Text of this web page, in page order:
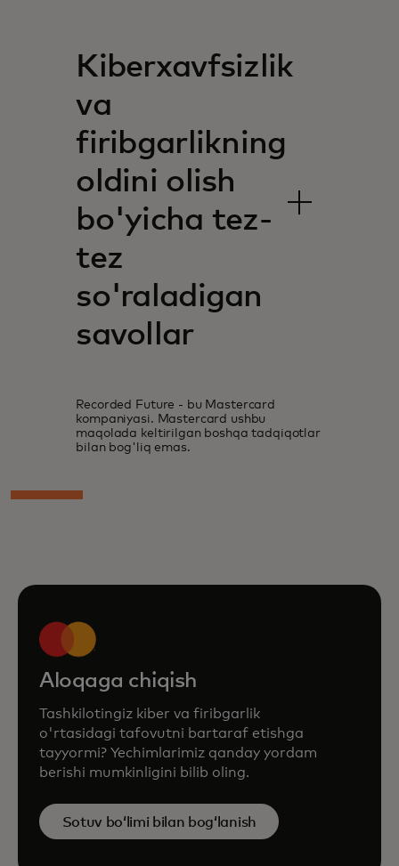
Kiberxavfsizlik
va
firibgarlikning
oldini olish
bo'yicha tez-
tez
so'raladigan
savollar
Recorded Future - bu Mastercard
kompaniyasi. Mastercard ushbu
maqolada keltirilgan boshqa tadqiqotlar
bilan bog'liq emas.
Aloqaga chiqish
Tashkilotingiz kiber va firibgarlik
o'rtasidagi tafovutni bartaraf etishga
tayyormi? Yechimlarimiz qanday yordam
berishi mumkinligini bilib oling.
Sotuv boʻlimi bilan bogʻlanish